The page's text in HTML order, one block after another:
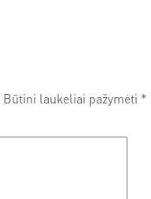
Būtini laukeliai pažymėti *